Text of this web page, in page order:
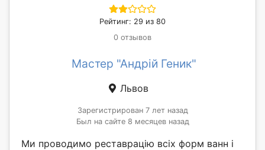
Рейтинг: 29 из 80
0 отзывов
Мастер "Андрій Геник"
Львов
Зарегистрирован 7 лет назад
Был на сайте 8 месяцев назад
Ми проводимо реставрацію всіх форм ванн і